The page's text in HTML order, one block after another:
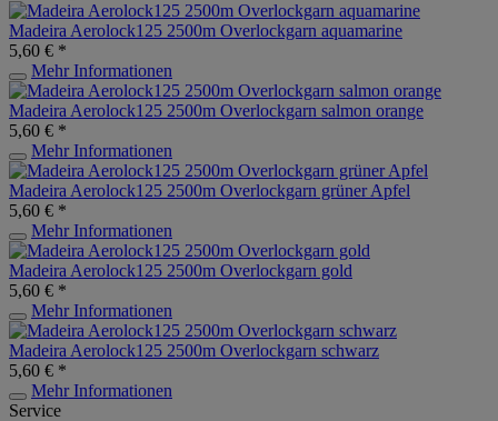
Madeira Aerolock125 2500m Overlockgarn aquamarine
5,60 € *
Mehr Informationen
Madeira Aerolock125 2500m Overlockgarn salmon orange
5,60 € *
Mehr Informationen
Madeira Aerolock125 2500m Overlockgarn grüner Apfel
5,60 € *
Mehr Informationen
Madeira Aerolock125 2500m Overlockgarn gold
5,60 € *
Mehr Informationen
Madeira Aerolock125 2500m Overlockgarn schwarz
5,60 € *
Mehr Informationen
Service